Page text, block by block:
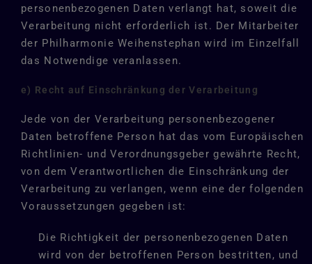
personenbezogenen Daten verlangt hat, soweit die
Verarbeitung nicht erforderlich ist. Der Mitarbeiter
der Philharmonie Weihenstephan wird im Einzelfall
das Notwendige veranlassen.
e) Recht auf Einschränkung der Verarbeitung
Jede von der Verarbeitung personenbezogener
Daten betroffene Person hat das vom Europäischen
Richtlinien- und Verordnungsgeber gewährte Recht,
von dem Verantwortlichen die Einschränkung der
Verarbeitung zu verlangen, wenn eine der folgenden
Voraussetzungen gegeben ist:
Die Richtigkeit der personenbezogenen Daten
wird von der betroffenen Person bestritten, und